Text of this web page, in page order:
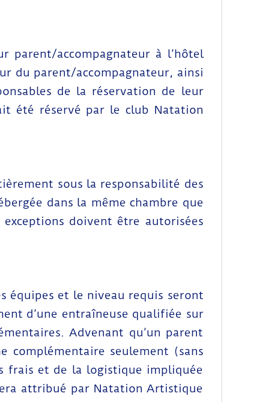
parent/accompagnateur à l’hôtel
du parent/accompagnateur, ainsi
de la réservation de leur
été réservé par le club Natation
sous la responsabilité des
dans la même chambre que
doivent être autorisées
équipes et le niveau requis seront
d’une entraîneuse qualifiée sur
Advenant qu’un parent
complémentaire seulement (sans
frais et de la logistique impliquée
attribué par Natation Artistique